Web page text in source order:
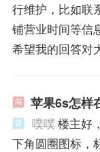
行维护，比如联
铺营业时间等信
希望我的回答对
苹果6s怎样
噗噗 楼主好
下角圆圈图标，